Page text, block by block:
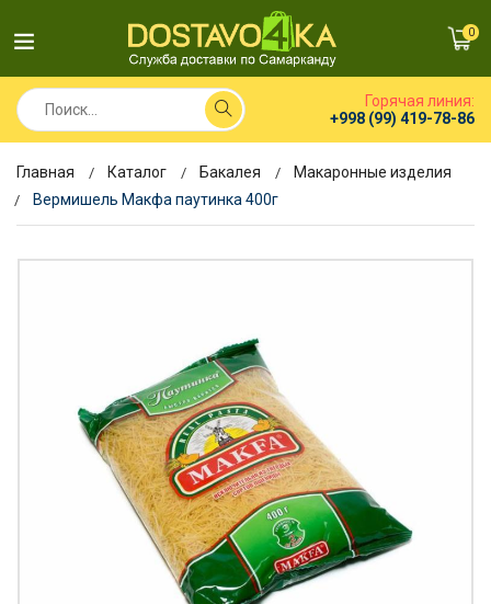
0
Горячая линия:
+998 (99) 419-78-86
Главная Каталог Бакалея
Макаронные изделия
Вермишель Макфа паутинка 400г